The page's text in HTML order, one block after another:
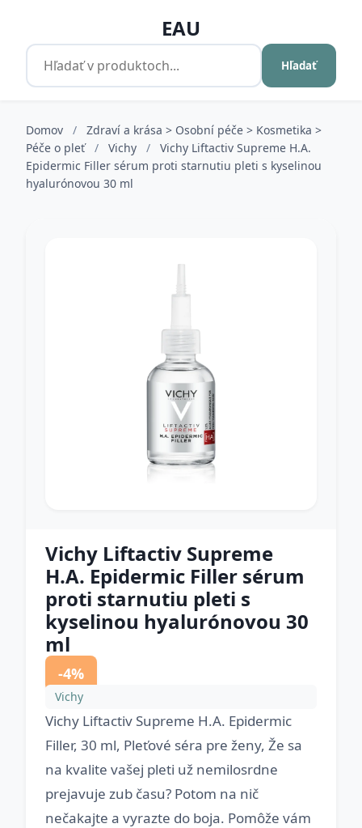
EAU
Hľadať
Domov /
Zdraví a krása > Osobní péče > Kosmetika >
Péče o pleť / Vichy /
Vichy Liftactiv Supreme H.A.
Epidermic Filler sérum proti starnutiu pleti s kyselinou
hyalurónovou 30 ml
Vichy Liftactiv Supreme
H.A. Epidermic Filler sérum
proti starnutiu pleti s
kyselinou hyalurónovou 30
ml
-4%
Vichy
Vichy Liftactiv Supreme H.A. Epidermic
Filler, 30 ml, Pleťové séra pre ženy, Že sa
na kvalite vašej pleti už nemilosrdne
prejavuje zub času? Potom na nič
nečakajte a vyrazte do boja. Pomôže vám